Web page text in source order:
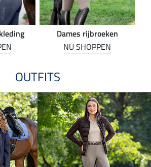
Dames rijbroeken
NU SHOPPEN
OUTFITS